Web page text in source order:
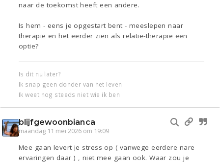
naar de toekomst heeft een andere.
Is hem - eens je opgestart bent - meeslepen naar
therapie en het eerder zien als relatie-therapie een
optie?
Is dit nu later?
Ik snap geen donder van het leven
Ik weet nog steeds niet wie ik ben
blijfgewoonbianca
maandag 11 mei 2026 om 19:09
Mee gaan levert je stress op ( vanwege eerdere nare
ervaringen daar ) , niet mee gaan ook. Waar zou je